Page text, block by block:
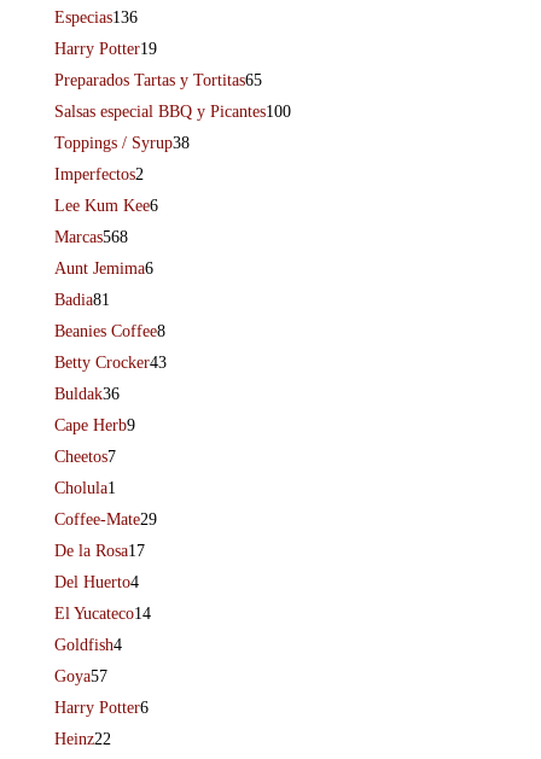
Especias136
Harry Potter19
Preparados Tartas y Tortitas65
Salsas especial BBQ y Picantes100
Toppings / Syrup38
Imperfectos2
Lee Kum Kee6
Marcas568
Aunt Jemima6
Badia81
Beanies Coffee8
Betty Crocker43
Buldak36
Cape Herb9
Cheetos7
Cholula1
Coffee-Mate29
De la Rosa17
Del Huerto4
El Yucateco14
Goldfish4
Goya57
Harry Potter6
Heinz22